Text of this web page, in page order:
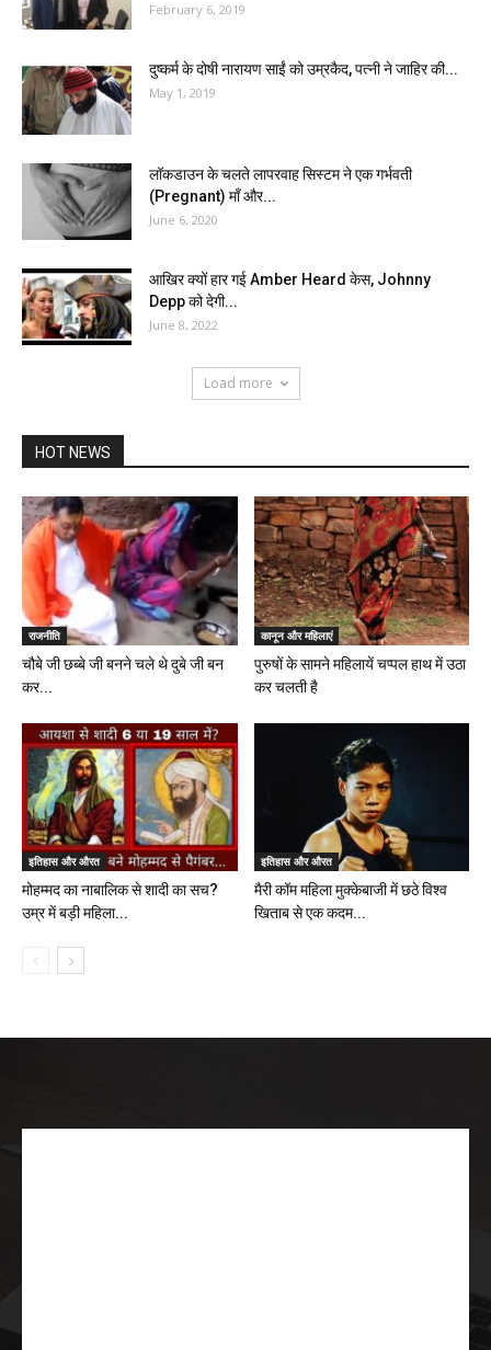
February 6, 2019
दुष्कर्म के दोषी नारायण साईं को उम्रकैद, पत्नी ने जाहिर की...
May 1, 2019
लॉकडाउन के चलते लापरवाह सिस्टम ने एक गर्भवती
(Pregnant) माँ और...
June 6, 2020
आखिर क्यों हार गई Amber Heard केस, Johnny
Depp को देगी...
June 8, 2022
Load more
HOT NEWS
राजनीति
चौबे जी छब्बे जी बनने चले थे दुबे जी बन
कर...
कानून और महिलाएं
पुरुषों के सामने महिलायें चप्पल हाथ में उठा
कर चलती है
इतिहास और औरत
मोहम्मद का नाबालिक से शादी का सच?
उम्र में बड़ी महिला...
इतिहास और औरत
मैरी कॉम महिला मुक्केबाजी में छठे विश्व
खिताब से एक कदम...